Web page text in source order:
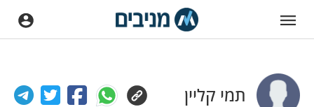
תמי קליין